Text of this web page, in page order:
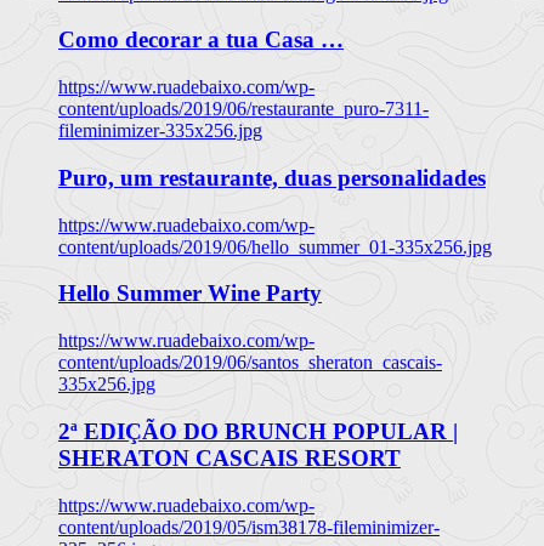
Como decorar a tua Casa …
https://www.ruadebaixo.com/wp-
content/uploads/2019/06/restaurante_puro-7311-
fileminimizer-335x256.jpg
Puro, um restaurante, duas personalidades
https://www.ruadebaixo.com/wp-
content/uploads/2019/06/hello_summer_01-335x256.jpg
Hello Summer Wine Party
https://www.ruadebaixo.com/wp-
content/uploads/2019/06/santos_sheraton_cascais-
335x256.jpg
2ª EDIÇÃO DO BRUNCH POPULAR |
SHERATON CASCAIS RESORT
https://www.ruadebaixo.com/wp-
content/uploads/2019/05/ism38178-fileminimizer-